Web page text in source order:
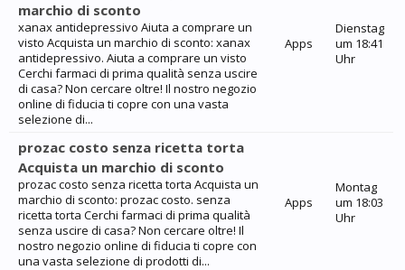
marchio di sconto
xanax antidepressivo Aiuta a comprare un
visto Acquista un marchio di sconto: xanax
antidepressivo. Aiuta a comprare un visto
Cerchi farmaci di prima qualità senza uscire
di casa? Non cercare oltre! Il nostro negozio
online di fiducia ti copre con una vasta
selezione di...
Apps
Dienstag
um 18:41
Uhr
prozac costo senza ricetta torta
Acquista un marchio di sconto
prozac costo senza ricetta torta Acquista un
marchio di sconto: prozac costo. senza
ricetta torta Cerchi farmaci di prima qualità
senza uscire di casa? Non cercare oltre! Il
nostro negozio online di fiducia ti copre con
una vasta selezione di prodotti di...
Apps
Montag
um 18:03
Uhr